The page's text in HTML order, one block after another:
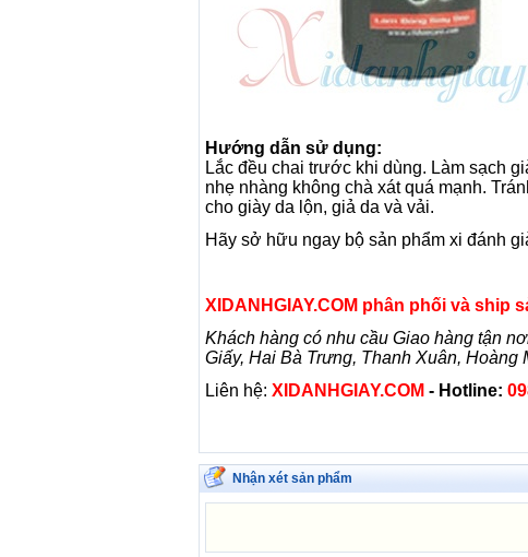
Hướng dẫn sử dụng:
Lắc đều chai trước khi dùng. Làm sạch
nhẹ nhàng không chà xát quá mạnh.
cho giày da lộn, giả da và vải.
Hãy sở hữu ngay bộ sản phẩm xi đánh
XIDANHGIAY.COM phân phối và ship
Khách hàng có nhu cầu Giao hàng tận
Giấy, Hai Bà Trưng, Thanh Xuân, Hoàng
Liên hệ: XIDANHGIAY.COM - Hotline:
Nhận xét sản phẩm